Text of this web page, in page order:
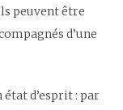
peuvent être
d’une
d’esprit : par